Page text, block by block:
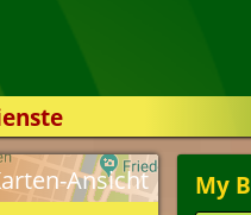
My
Ansicht